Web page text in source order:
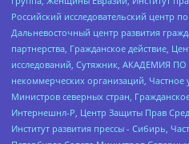
Российский исследовательский центр
Дальневосточный центр развития
партнерства, Гражданское действие,
исследований, Сутяжник, АКАДЕМИЯ
некоммерческих организаций,
Министров северных стран,
Интернешнл-Р, Центр Защиты Прав
Институт развития прессы - Сибирь,